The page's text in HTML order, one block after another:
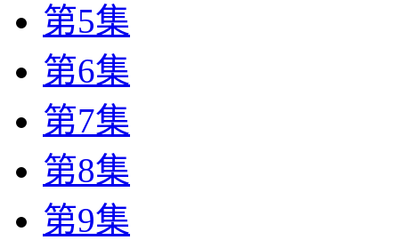
第5集
第6集
第7集
第8集
第9集